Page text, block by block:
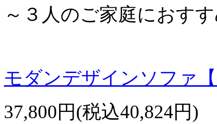
～３人のご家庭におす
モダンデザインソファ
37,800円(税込40,824円)